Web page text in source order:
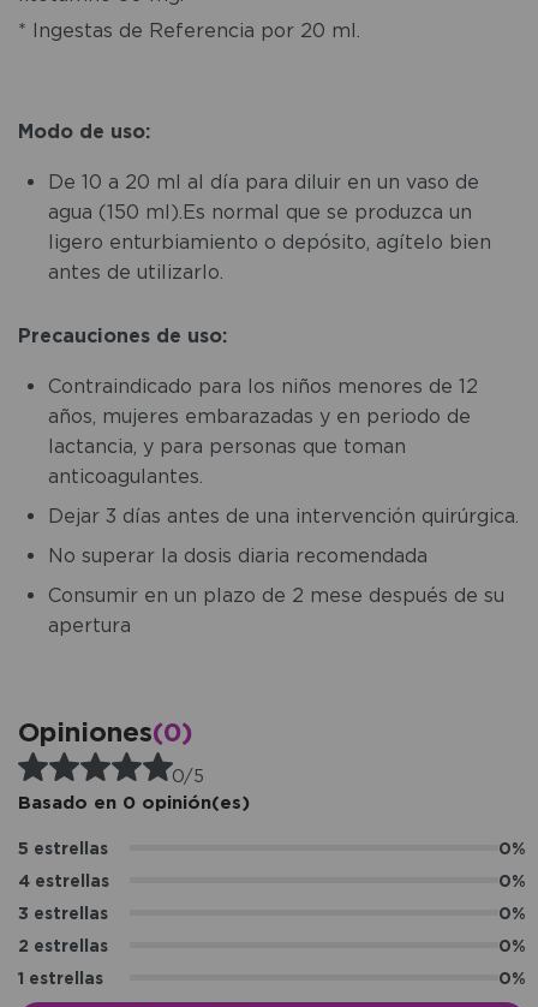
* Ingestas de Referencia por 20 ml.
Modo de uso:
De 10 a 20 ml al día para diluir en un vaso de
agua (150 ml).Es normal que se produzca un
ligero enturbiamiento o depósito, agítelo bien
antes de utilizarlo.
Precauciones de uso:
Contraindicado para los niños menores de 12
años, mujeres embarazadas y en periodo de
lactancia, y para personas que toman
anticoagulantes.
Dejar 3 días antes de una intervención quirúrgica.
No superar la dosis diaria recomendada
Consumir en un plazo de 2 mese después de su
apertura
Opiniones(0)
0/5
Basado en 0 opinión(es)
5 estrellas
0%
4 estrellas
0%
3 estrellas
0%
2 estrellas
0%
1 estrellas
0%